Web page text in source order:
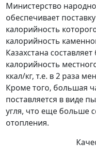
Министерство
обеспечивает
калорийность
калорийность
Казахстана составляет
калорийность
ккал/кг, т.е. в 2 раза
Кроме того, большая
поставляется в виде
угля, что еще больше
отопления.